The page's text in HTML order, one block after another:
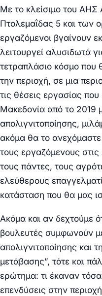
Με το κλείσιμο του ΑΗΣ
Πτολεμαΐδας 5 και των
εργαζόμενοι βγαίνουν
λειτουργεί αλυσιδωτά
τετραπλάσιο κόσμο που
την περιοχή, σε μια
τις θέσεις εργασίας
Μακεδονία από το 2019
απολιγνιτοποίησης,
ακόμα θα το
τους εργαζόμενους
τους πάντες, τους
ελεύθερους
κατάσταση που θα μας
Ακόμα και αν δεχτούμε
βουλευτές συμφωνούν
απολιγνιτοποίησης και
μετάβασης”, τότε και
ερώτημα: τι έκαναν
επενδύσεις στην